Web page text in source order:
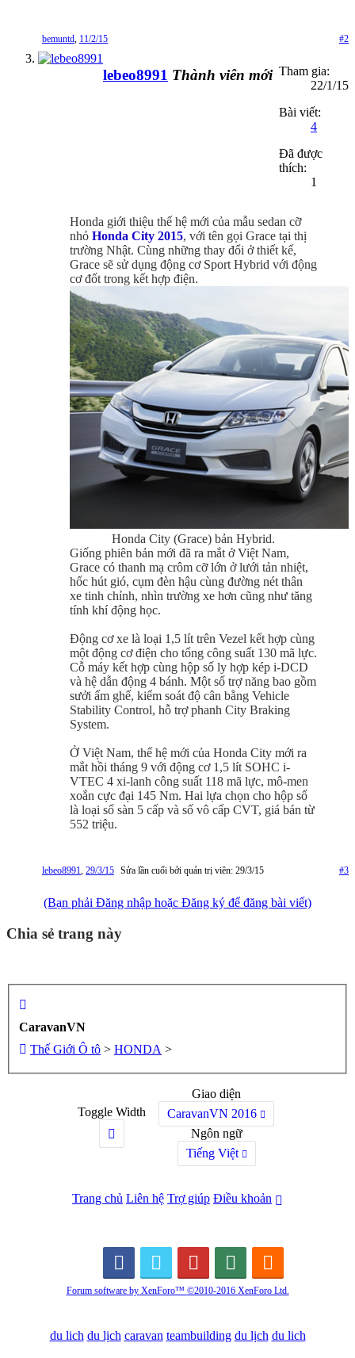
#2
bemuntd 11/2/15
lebeo8991 Thành viên mới Tham gia:
22/1/15
Bài viết:
4
Đã được
thích:
1
Honda giới thiệu thế hệ mới của mẫu sedan cỡ
nhỏ Honda City 2015, với tên gọi Grace tại thị
trường Nhật. Cùng những thay đổi ở thiết kế,
Grace sẽ sử dụng động cơ Sport Hybrid với động
cơ đốt trong kết hợp điện.
Honda City (Grace) bản Hybrid.
Giống phiên bản mới đã ra mắt ở Việt Nam,
Grace có thanh mạ crôm cỡ lớn ở lưới tản nhiệt,
hốc hút gió, cụm đèn hậu cùng đường nét thân
xe tinh chỉnh, nhìn trường xe hơn cũng như tăng
tính khí động học.
Động cơ xe là loại 1,5 lít trên Vezel kết hợp cùng
một động cơ điện cho tổng công suất 130 mã lực.
Cỗ máy kết hợp cùng hộp số ly hợp kép i-DCD
và hệ dẫn động 4 bánh. Một số trợ năng bao gồm
sưởi ấm ghế, kiểm soát độ cân bằng Vehicle
Stability Control, hỗ trợ phanh City Braking
System.
Ở Việt Nam, thế hệ mới của Honda City mới ra
mắt hồi tháng 9 với động cơ 1,5 lít SOHC i-
VTEC 4 xi-lanh công suất 118 mã lực, mô-men
xoắn cực đại 145 Nm. Hai lựa chọn cho hộp số
là loại số sàn 5 cấp và số vô cấp CVT, giá bán từ
552 triệu.
#3
lebeo8991 29/3/15 Sửa lần cuối bởi quản trị viên: 29/3/15
(Bạn phải Đăng nhập hoặc Đăng ký để đăng bài viết)
Chia sẻ trang này
CaravanVN
Thế Giới Ô tô > HONDA >
Toggle Width
Giao diện
CaravanVN 2016
Ngôn ngữ
Tiếng Việt
Trang chủ Liên hệ Trợ giúp Điều khoản
Forum software by XenForo™ ©2010-2016 XenForo Ltd.
du lich du lịch caravan teambuilding du lịch du lich